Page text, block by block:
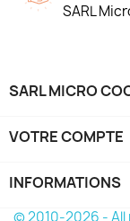
SARL
SARL MICRO
VOTRE COMPTE
INFORMATIONS
© 2010-2026 -